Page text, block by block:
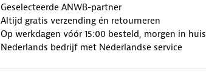
Geselecteerde ANWB-partner
Altijd gratis verzending én retourneren
Op werkdagen vóór 15:00 besteld, morgen in huis
Nederlands bedrijf met Nederlandse service